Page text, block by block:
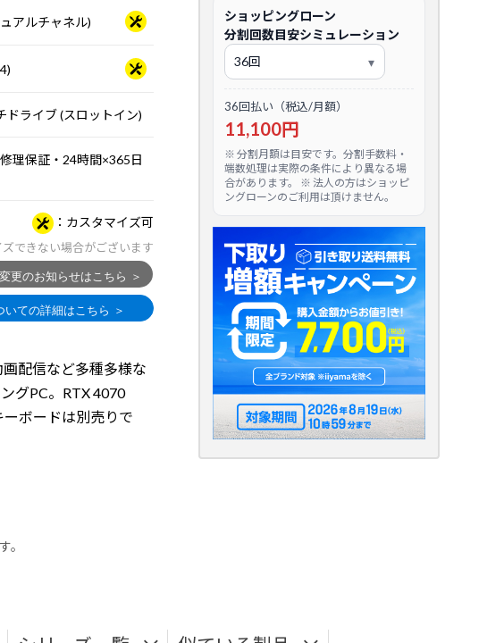
アルチャネル)
ドライブ (スロットイン)
理保証・24時間×365日
カスタマイズ可
できない場合がございます
配信など多種多様な
グPC。RTX 4070
ボードは別売りで
ショッピングローン
分割回数目安シミュレーション
36回払い（税込/月額）
11,100円
※ 分割月額は目安です。分割手数料・
端数処理は実際の条件により異なる場
合があります。 ※ 法人の方はショッピ
ングローンのご利用は頂けません。
。